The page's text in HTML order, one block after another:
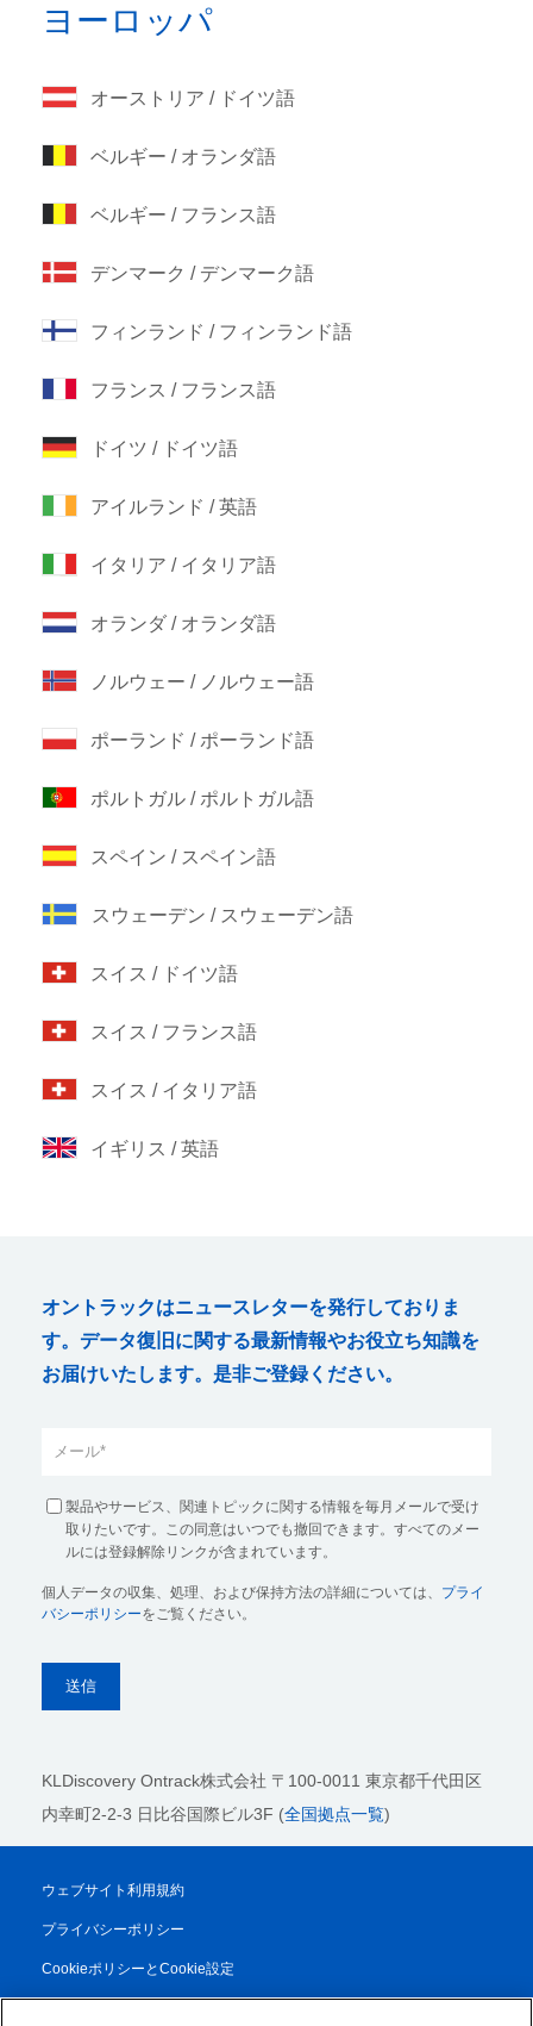
ヨーロッパ
オーストリア / ドイツ語
ベルギー / オランダ語
ベルギー / フランス語
デンマーク / デンマーク語
フィンランド / フィンランド語
フランス / フランス語
ドイツ / ドイツ語
アイルランド / 英語
イタリア / イタリア語
オランダ / オランダ語
ノルウェー / ノルウェー語
ポーランド / ポーランド語
ポルトガル / ポルトガル語
スペイン / スペイン語
スウェーデン / スウェーデン語
スイス / ドイツ語
スイス / フランス語
スイス / イタリア語
イギリス / 英語
オントラックはニュースレターを発行しておりま
す。データ復旧に関する最新情報やお役立ち知識を
お届けいたします。是非ご登録ください。
製品やサービス、関連トピックに関する情報を毎月メールで受け
取りたいです。この同意はいつでも撤回できます。すべてのメー
ルには登録解除リンクが含まれています。
個人データの収集、処理、および保持方法の詳細については、 プライ
バシーポリシーをご覧ください。
KLDiscovery Ontrack株式会社 〒100-0011 東京都千代田区
内幸町2-2-3 日比谷国際ビル3F (全国拠点一覧)
ウェブサイト利用規約
プライバシーポリシー
CookieポリシーとCookie設定